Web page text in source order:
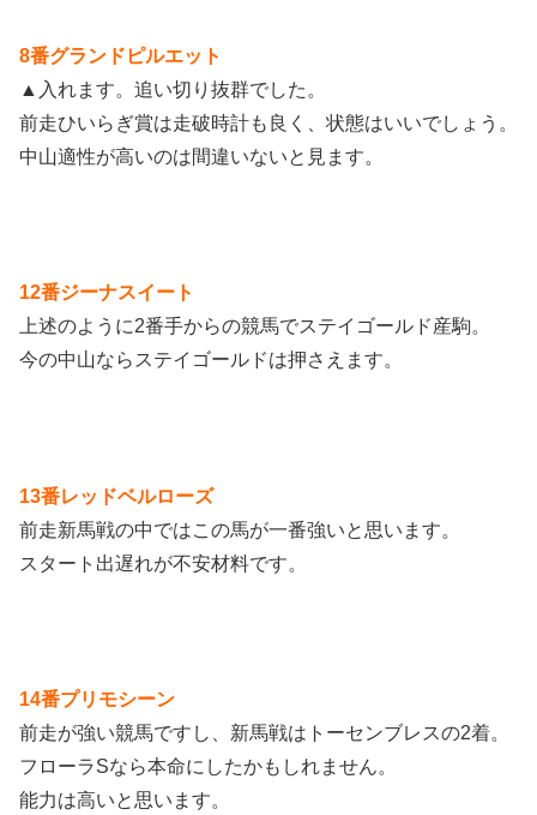
8番グランドピルエット
▲入れます。追い切り抜群でした。
前走ひいらぎ賞は走破時計も良く、状態はいいでしょう。
中山適性が高いのは間違いないと見ます。
12番ジーナスイート
上述のように2番手からの競馬でステイゴールド産駒。
今の中山ならステイゴールドは押さえます。
13番レッドベルローズ
前走新馬戦の中ではこの馬が一番強いと思います。
スタート出遅れが不安材料です。
14番プリモシーン
前走が強い競馬ですし、新馬戦はトーセンブレスの2着。
フローラSなら本命にしたかもしれません。
能力は高いと思います。